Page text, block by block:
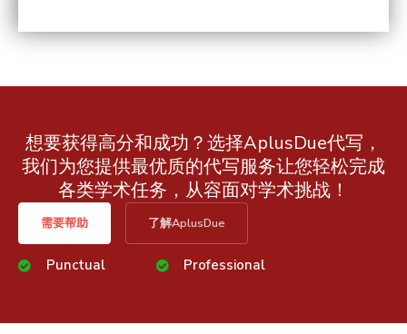
想要获得高分和成功？选择AplusDue代写，
我们为您提供最优质的代写服务让您轻松完成
各类学术任务，从容面对学术挑战！
需要帮助 了解AplusDue
Punctual Professional